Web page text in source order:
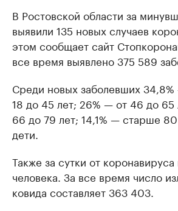
В Ростовской области за
выявили 135 новых случаев
этом сообщает сайт
все время выявлено 375 589
Среди новых заболевших 34,8%
18 до 45 лет; 26% — от 46 до 65
66 до 79 лет; 14,1% — старше
дети.
Также за сутки от
человека. За все время число
ковида составляет 363 403.